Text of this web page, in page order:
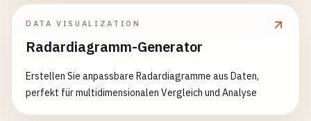
DATA VISUALIZATION
Radardiagramm-Generator
Erstellen Sie anpassbare Radardiagramme aus Daten,
perfekt für multidimensionalen Vergleich und Analyse